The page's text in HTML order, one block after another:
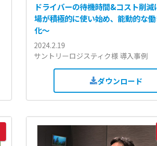
ドライバーの待機時間&コスト削減
場が積極的に使い始め、能動的な
化〜
2024.2.19
サントリーロジスティク様 導入事例
ダウンロード